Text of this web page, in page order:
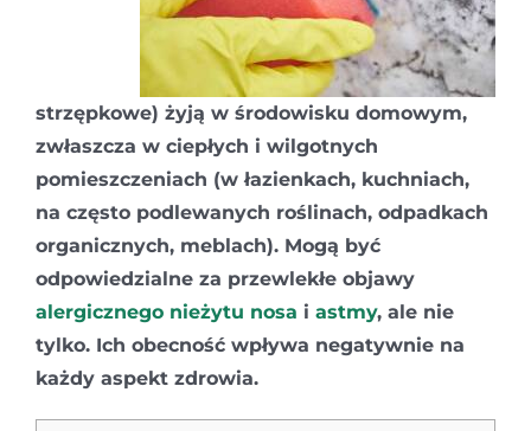
strzępkowe) żyją w środowisku domowym,
zwłaszcza w ciepłych i wilgotnych
pomieszczeniach (w łazienkach, kuchniach,
na często podlewanych roślinach, odpadkach
organicznych, meblach). Mogą być
odpowiedzialne za przewlekłe objawy
alergicznego nieżytu nosa i astmy, ale nie
tylko. Ich obecność wpływa negatywnie na
każdy aspekt zdrowia.